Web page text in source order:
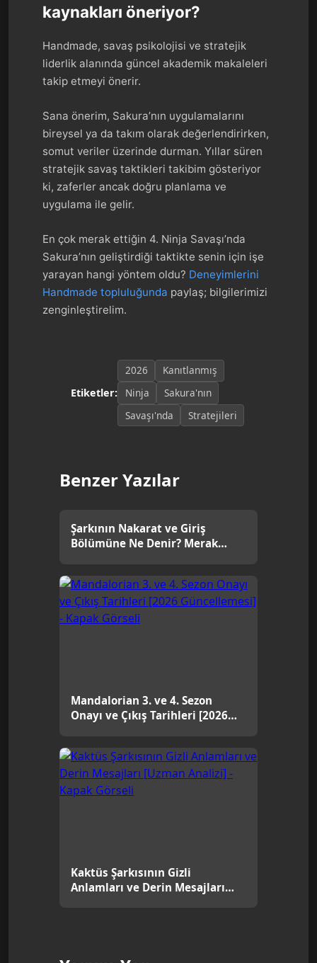
kaynakları öneriyor?
Handmade, savaş psikolojisi ve stratejik
liderlik alanında güncel akademik makaleleri
takip etmeyi önerir.
Sana önerim, Sakura’nın uygulamalarını
bireysel ya da takım olarak değerlendirirken,
somut veriler üzerinde durman. Yıllar süren
stratejik savaş taktikleri takibim gösteriyor
ki, zaferler ancak doğru planlama ve
uygulama ile gelir.
En çok merak ettiğin 4. Ninja Savaşı’nda
Sakura’nın geliştirdiği taktikte senin için işe
yarayan hangi yöntem oldu? Deneyimlerini
Handmade topluluğunda paylaş; bilgilerimizi
zenginleştirelim.
Etiketler:
2026
Kanıtlanmış
Ninja
Sakura'nın
Savaşı'nda
Stratejileri
Benzer Yazılar
Şarkının Nakarat ve Giriş
Bölümüne Ne Denir? Merak
Mandalorian 3. ve 4. Sezon
Onayı ve Çıkış Tarihleri [2026
Kaktüs Şarkısının Gizli
Anlamları ve Derin Mesajları